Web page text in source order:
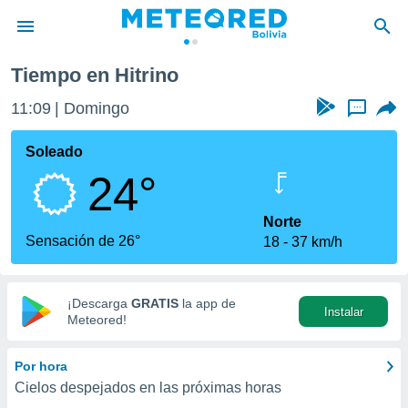
de
ha
calidad.
a este
las
y
digital
basada
Tiempo en Hitrino
11:09 Domingo ...
Soleado
24°
Sensación de 26°
Norte
18
37 km/h
¡Descarga GRATIS la app de
Meteored!
Instalar
Por hora
Cielos despejados en las próximas horas